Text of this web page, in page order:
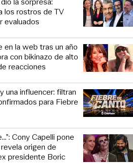
los rostros de TV
evaluados
en la web tras un año
con bikinazo de alto
reacciones
una influencer: filtran
para Fiebre
Cony Capelli pone
origen de
presidente Boric